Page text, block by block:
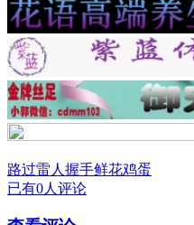
路过雷人 握手鲜花鸡蛋
已有0人评论